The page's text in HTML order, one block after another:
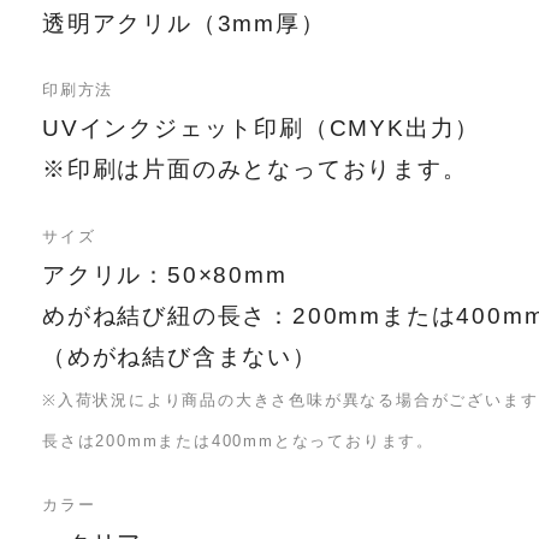
透明アクリル（3mm厚）
印刷方法
UVインクジェット印刷（CMYK出力）
※印刷は片面のみとなっております。
サイズ
アクリル：50×80mm
めがね結び紐の長さ：200mmまたは
（めがね結び含まない）
※入荷状況により商品の大きさ色味が異なる場合がございま
長さは200mmまたは400mmとなっております。
カラー